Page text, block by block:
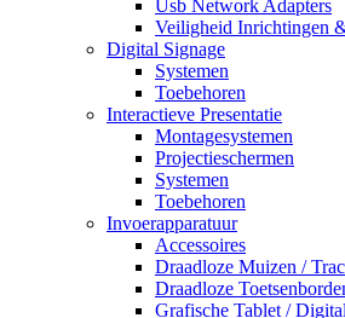
Usb Network Adapters
Veiligheid Inrichtingen
Digital Signage
Systemen
Toebehoren
Interactieve Presentatie
Montagesystemen
Projectieschermen
Systemen
Toebehoren
Invoerapparatuur
Accessoires
Draadloze Muizen /
Draadloze
Grafische Tablet /